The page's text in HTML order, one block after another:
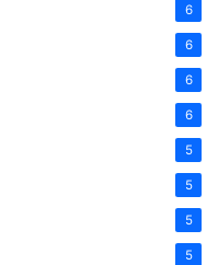
6
6
6
6
5
5
5
5